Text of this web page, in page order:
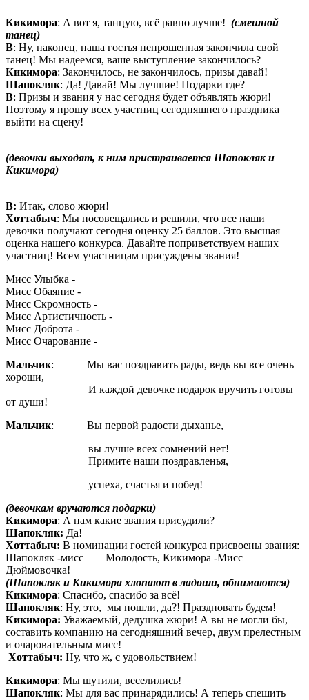
Кикимора: А вот я, танцую, всё равно лучше! (смешной
танец)
В: Ну, наконец, наша гостья непрошенная закончила свой
танец! Мы надеемся, ваше выступление закончилось?
Кикимора: Закончилось, не закончилось, призы давай!
Шапокляк: Да! Давай! Мы лучшие! Подарки где?
В: Призы и звания у нас сегодня будет объявлять жюри!
Поэтому я прошу всех участниц сегодняшнего праздника
выйти на сцену!
(девочки выходят, к ним пристраивается Шапокляк и
Кикимора)
В: Итак, слово жюри!
Хоттабыч: Мы посовещались и решили, что все наши
девочки получают сегодня оценку 25 баллов. Это высшая
оценка нашего конкурса. Давайте поприветствуем наших
участниц! Всем участницам присуждены звания!
Мисс Улыбка -
Мисс Обаяние -
Мисс Скромность -
Мисс Артистичность -
Мисс Доброта -
Мисс Очарование -
Мальчик: Мы вас поздравить рады, ведь вы все очень
хороши,
И каждой девочке подарок вручить готовы
от души!
Мальчик: Вы первой радости дыханье,
вы лучше всех сомнений нет!
Примите наши поздравленья,
успеха, счастья и побед!
(девочкам вручаются подарки)
Кикимора: А нам какие звания присудили?
Шапокляк: Да!
Хоттабыч: В номинации гостей конкурса присвоены звания:
Шапокляк -мисс Молодость, Кикимора -Мисс
Дюймовочка!
(Шапокляк и Кикимора хлопают в ладоши, обнимаются)
Кикимора: Спасибо, спасибо за всё!
Шапокляк: Ну, это, мы пошли, да?! Праздновать будем!
Кикимора: Уважаемый, дедушка жюри! А вы не могли бы,
составить компанию на сегодняшний вечер, двум прелестным
и очаровательным мисс!
Хоттабыч: Ну, что ж, с удовольствием!
Кикимора: Мы шутили, веселились!
Шапокляк: Мы для вас принарядились! А теперь спешить